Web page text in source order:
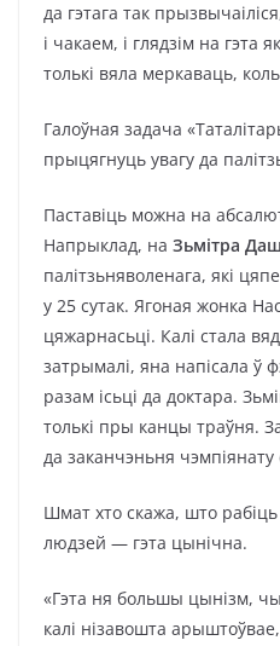
да гэтага так
і чакаем, і глядзім на гэта
толькі вяла меркаваць,
Галоўная задача
прыцягнуць увагу да
Паставіць можна на
Напрыклад, на Зьмітра
палітзьняволенага, які
у 25 сутак. Ягоная жонка
цяжарнасьці. Калі стала
затрымалі, яна напісала ў
разам ісьці да доктара.
толькі пры канцы траўня.
да заканчэньня чэмпіянату
Шмат хто скажа, што
людзей — гэта цынічна.
«Гэта ня большы цынізм,
калі нізавошта